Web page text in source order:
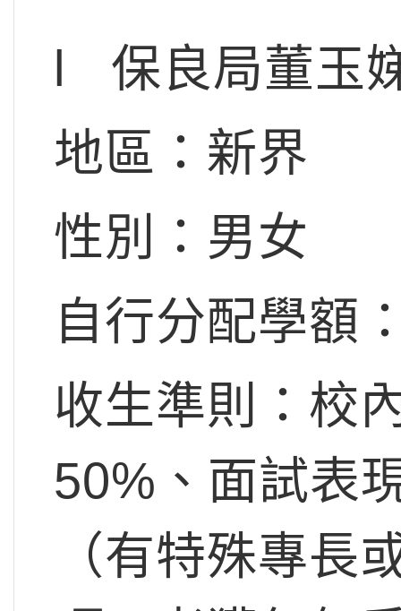
l 保良局董玉
地區：新界
性別：男女
自行分配學額
收生準則：校
50%、面試表
（有特殊專長